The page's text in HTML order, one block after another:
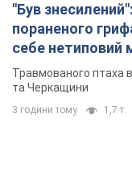
"Був
пораненого
себе
Травмованого птаха
та Черкащини
3 години тому 1,7 т.